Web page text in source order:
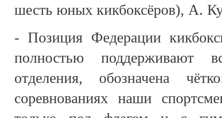
шесть юных кикбоксёров), А.
- Позиция Федерации
полностью поддерживают
отделения, обозначена
соревнованиях наши